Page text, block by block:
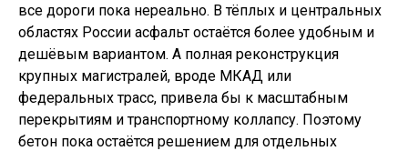
все дороги пока нереально. В тёплых и центральных
областях России асфальт остаётся более удобным и
дешёвым вариантом. А полная реконструкция
крупных магистралей, вроде МКАД или
федеральных трасс, привела бы к масштабным
перекрытиям и транспортному коллапсу. Поэтому
бетон пока остаётся решением для отдельных